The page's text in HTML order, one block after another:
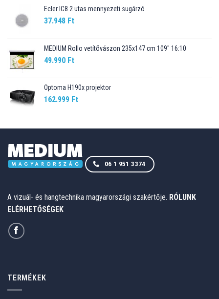
Ecler IC8 2 utas mennyezeti sugárzó
37.948 Ft
MEDIUM Rollo vetítõvászon 235x147 cm 109" 16:10
49.990 Ft
Optoma H190x projektor
162.999 Ft
06 1 951 3374
A vizuál- és hangtechnika magyarországi szakértője. RÓLUNK
ELÉRHETŐSÉGEK
TERMÉKEK